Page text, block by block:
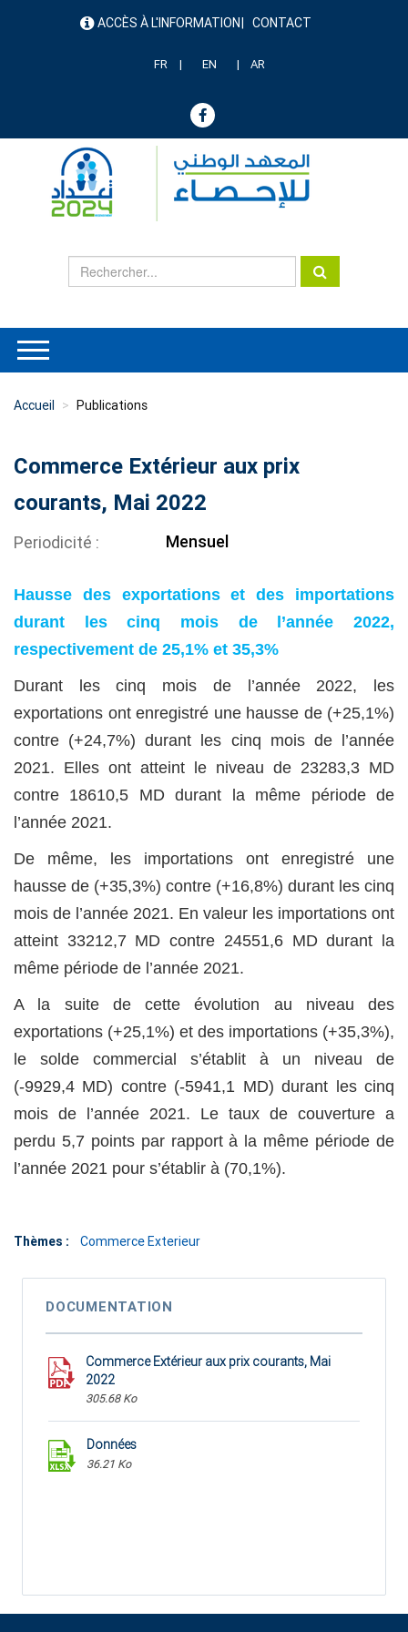
menu ACCÈS À L'INFORMATION CONTACT
FR EN AR
Accueil Publications
Commerce Extérieur aux prix
courants, Mai 2022
Periodicité Mensuel
Hausse des exportations et des importations
durant les cinq mois de l’année 2022,
respectivement de 25,1% et 35,3%
Durant les cinq mois de l’année 2022, les
exportations ont enregistré une hausse de (+25,1%)
contre (+24,7%) durant les cinq mois de l’année
2021. Elles ont atteint le niveau de 23283,3 MD
contre 18610,5 MD durant la même période de
l’année 2021.
De même, les importations ont enregistré une
hausse de (+35,3%) contre (+16,8%) durant les cinq
mois de l’année 2021. En valeur les importations ont
atteint 33212,7 MD contre 24551,6 MD durant la
même période de l’année 2021.
A la suite de cette évolution au niveau des
exportations (+25,1%) et des importations (+35,3%),
le solde commercial s’établit à un niveau de
(-9929,4 MD) contre (-5941,1 MD) durant les cinq
mois de l’année 2021. Le taux de couverture a
perdu 5,7 points par rapport à la même période de
l’année 2021 pour s’établir à (70,1%).
Thèmes : Commerce Exterieur
DOCUMENTATION
Commerce Extérieur aux prix courants, Mai
2022
305.68 Ko
Données
36.21 Ko